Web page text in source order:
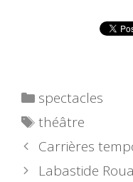
Catégories
spectacles
Étiquettes
théâtre
Carrières
Labastide